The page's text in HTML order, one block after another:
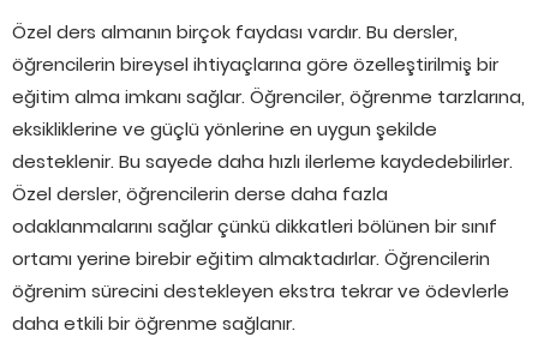
Özel ders almanın birçok faydası vardır. Bu dersler,
öğrencilerin bireysel ihtiyaçlarına göre özelleştirilmiş bir
eğitim alma imkanı sağlar. Öğrenciler, öğrenme tarzlarına,
eksikliklerine ve güçlü yönlerine en uygun şekilde
desteklenir. Bu sayede daha hızlı ilerleme kaydedebilirler.
Özel dersler, öğrencilerin derse daha fazla
odaklanmalarını sağlar çünkü dikkatleri bölünen bir sınıf
ortamı yerine birebir eğitim almaktadırlar. Öğrencilerin
öğrenim sürecini destekleyen ekstra tekrar ve ödevlerle
daha etkili bir öğrenme sağlanır.